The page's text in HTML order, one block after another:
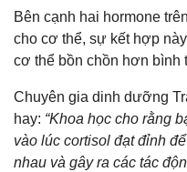
Bên cạnh hai hormone
cho cơ thể, sự kết hợp
cơ thể bồn chồn hơn bình
Chuyên gia dinh dưỡng
hay: “Khoa học cho rằng
vào lúc cortisol đạt đỉnh
nhau và gây ra các tác